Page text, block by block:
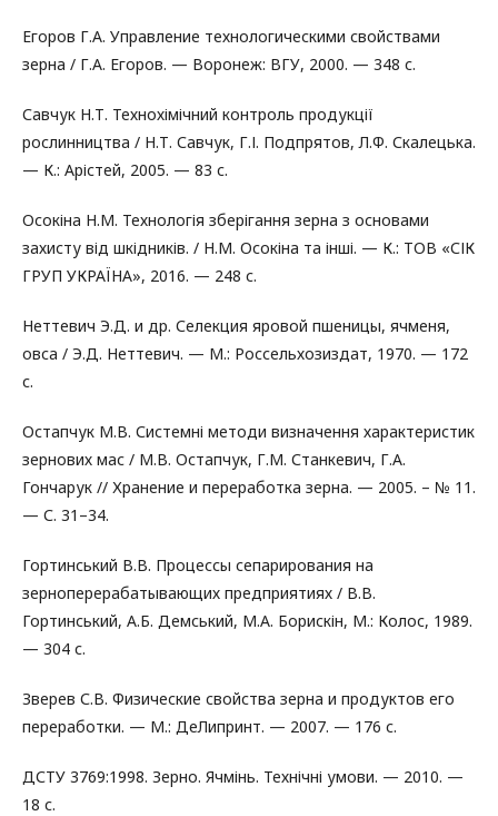
Егоров Г.А. Управление технологическими свойствами
зерна / Г.А. Егоров. — Воронеж: ВГУ, 2000. — 348 с.
Савчук Н.Т. Технохімічний контроль продукції
рослинництва / Н.Т. Савчук, Г.І. Подпрятов, Л.Ф. Скалецька.
— К.: Арістей, 2005. — 83 с.
Осокіна Н.М. Технологія зберігання зерна з основами
захисту від шкідників. / Н.М. Осокіна та інші. — К.: ТОВ «СІК
ГРУП УКРАЇНА», 2016. — 248 с.
Неттевич Э.Д. и др. Селекция яровой пшеницы, ячменя,
овса / Э.Д. Неттевич. — М.: Россельхозиздат, 1970. — 172
с.
Остапчук М.В. Системні методи визначення характеристик
зернових мас / М.В. Остапчук, Г.М. Станкевич, Г.А.
Гончарук // Хранение и переработка зерна. — 2005. – № 11.
— С. 31–34.
Гортинський В.В. Процессы сепарирования на
зерноперерабатывающих предприятиях / В.В.
Гортинський, А.Б. Демський, М.А. Борискін, М.: Колос, 1989.
— 304 с.
Зверев С.В. Физические свойства зерна и продуктов его
переработки. — М.: ДеЛипринт. — 2007. — 176 с.
ДСТУ 3769:1998. Зерно. Ячмінь. Технічні умови. — 2010. —
18 с.